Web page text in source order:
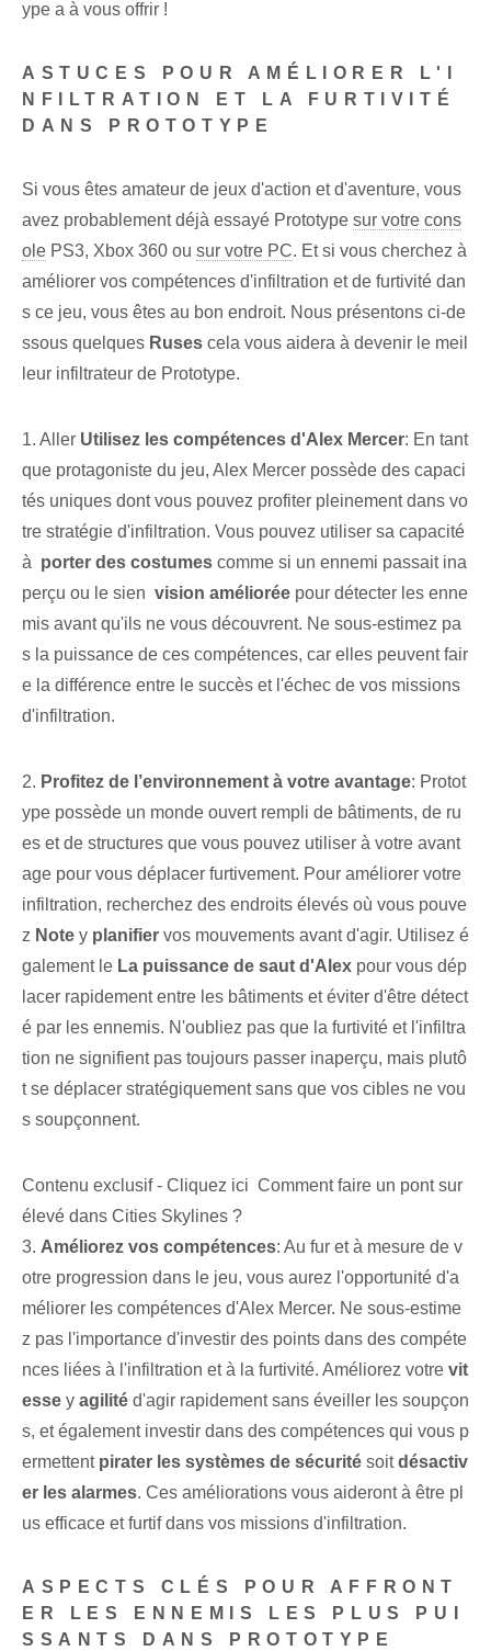
ype a à vous offrir !
ASTUCES POUR AMÉLIORER L'I
NFILTRATION ET LA FURTIVITÉ
DANS PROTOTYPE
Si vous êtes amateur de jeux d'action et d'aventure, vous
avez probablement déjà essayé Prototype sur votre cons
ole PS3, Xbox 360 ou sur votre PC. Et si vous cherchez à
améliorer vos compétences d'infiltration et de furtivité dan
s ce jeu, vous êtes au bon endroit. Nous présentons ci-de
ssous quelques Ruses cela vous aidera à devenir le meil
leur infiltrateur de Prototype.
1. Aller Utilisez les compétences d'Alex Mercer: En tant
que protagoniste du jeu, Alex Mercer possède des capaci
tés uniques dont vous pouvez profiter pleinement dans vo
tre stratégie d'infiltration. Vous pouvez utiliser sa capacité
à ⁣ porter des costumes ⁣comme si un ennemi passait ina
perçu ou le sien ⁤ vision améliorée pour détecter les enne
mis avant qu'ils ne vous découvrent. Ne sous-estimez pa
s la puissance de ces compétences, car elles peuvent fair
e la différence entre le succès et l'échec de vos missions
d'infiltration.
2. Profitez de l’environnement à votre avantage: Protot
ype possède un monde ouvert rempli de bâtiments, de ru
es et de structures que vous pouvez utiliser à votre avant
age pour vous déplacer furtivement. Pour améliorer votre
infiltration, recherchez des ⁢endroits élevés où vous pouve
z⁣ Note y planifier vos mouvements avant d'agir. Utilisez é
galement ‌le⁢ La puissance de saut d'Alex pour vous dép
lacer rapidement entre les bâtiments et éviter d'être détect
é par les ennemis. N'oubliez pas que la furtivité et l'infiltra
tion ne signifient pas toujours passer inaperçu, mais plutô
t se déplacer stratégiquement sans que vos cibles ne vou
s soupçonnent.
Contenu exclusif - Cliquez ici Comment faire un pont sur
élevé dans Cities Skylines ?
3. Améliorez vos compétences: Au fur et à mesure de v
otre progression dans le jeu, vous aurez l'opportunité d'a
méliorer les compétences d'Alex Mercer. Ne sous-estime
z pas l'importance d'investir des points dans des compéte
nces liées à l'infiltration et à la furtivité. Améliorez votre vit
esse y agilité d'agir ⁢rapidement⁢ sans⁢ éveiller les soupçon
s, et⁣ également investir dans des compétences qui vous p
ermettent pirater les systèmes de sécurité soitdésactiv
er les alarmes. Ces améliorations vous aideront à être pl
us efficace et furtif dans vos missions d'infiltration⁤.
ASPECTS CLÉS POUR AFFRONT
ER LES ENNEMIS LES PLUS PUI
SSANTS DANS PROTOTYPE